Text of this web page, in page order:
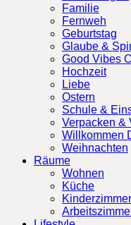
Familie
Fernweh
Geburtstag
Glaube &
Good Vibes
Hochzeit
Liebe
Ostern
Schule &
Verpacken &
Willkommen
Weihnachten
Räume
Wohnen
Küche
Kinderzimmer